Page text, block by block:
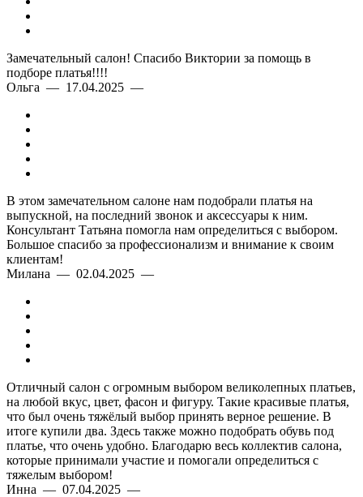
Замечательный салон! Спасибо Виктории за помощь в
подборе платья!!!!
Ольга — 17.04.2025 —
В этом замечательном салоне нам подобрали платья на
выпускной, на последний звонок и аксессуары к ним.
Консультант Татьяна помогла нам определиться с выбором.
Большое спасибо за профессионализм и внимание к своим
клиентам!
Милана — 02.04.2025 —
Отличный салон с огромным выбором великолепных платьев,
на любой вкус, цвет, фасон и фигуру. Такие красивые платья,
что был очень тяжёлый выбор принять верное решение. В
итоге купили два. Здесь также можно подобрать обувь под
платье, что очень удобно. Благодарю весь коллектив салона,
которые принимали участие и помогали определиться с
тяжелым выбором!
Инна — 07.04.2025 —